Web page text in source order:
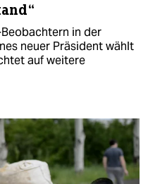
in der
neuer Präsident wählt
auf weitere